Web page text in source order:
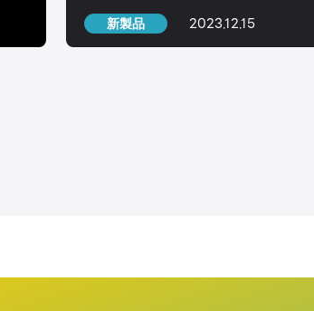
新製品 2023.12.15